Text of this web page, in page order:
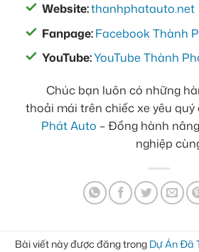
Website:thanhphatauto.net
Fanpage:Facebook Thành
YouTube:YouTube Thành
Chúc bạn luôn có những
thoải mái trên chiếc xe yêu
Phát Auto – Đồng hành
nghiệp
Bài viết này được đăng trong Dự Án Đã